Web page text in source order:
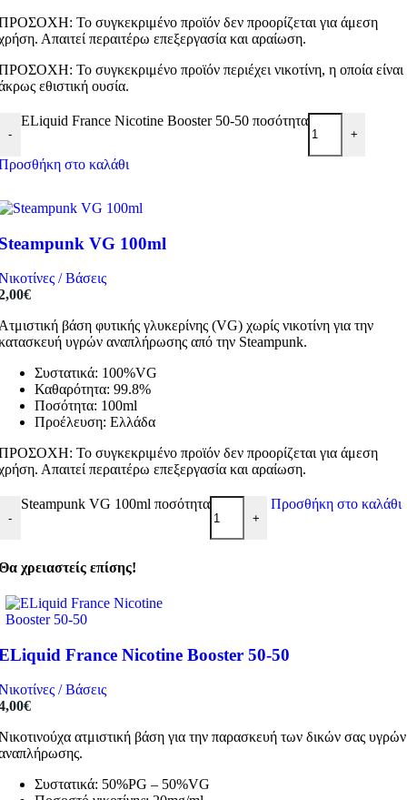
Το συγκεκριμένο προϊόν δεν προορίζεται για άμεση
Απαιτεί περαιτέρω επεξεργασία και αραίωση.
Το συγκεκριμένο προϊόν περιέχει νικοτίνη, η οποία είναι
εθιστική ουσία.
-
ELiquid France Nicotine Booster 50-50 ποσότητα
+
στο καλάθι
VG 100ml
/ Βάσεις
€
βάση φυτικής γλυκερίνης (VG) χωρίς νικοτίνη για την
υγρών αναπλήρωσης από την Steampunk.
Συστατικά: 100%VG
Καθαρότητα: 99.8%
Ποσότητα: 100ml
Προέλευση: Ελλάδα
Το συγκεκριμένο προϊόν δεν προορίζεται για άμεση
Απαιτεί περαιτέρω επεξεργασία και αραίωση.
-
Steampunk VG 100ml ποσότητα
+
Προσθήκη στο καλάθι
χρειαστείς επίσης!
France Nicotine Booster 50-50
/ Βάσεις
€
ατμιστική βάση για την παρασκευή των δικών σας υγρών
Συστατικά: 50%PG – 50%VG